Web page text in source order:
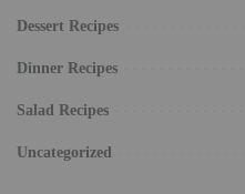
Dessert Recipes
Dinner Recipes
Salad Recipes
Uncategorized